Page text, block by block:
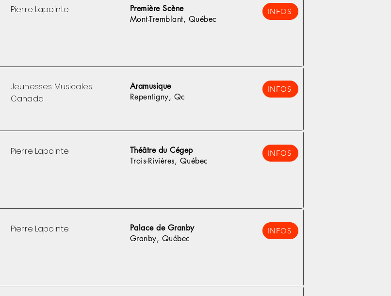
Pierre Lapointe
Première Scène
Mont-Tremblant, Québec
INFOS
Jeunesses Musicales
Canada
Aramusique
Repentigny, Qc
INFOS
Pierre Lapointe
Théâtre du Cégep
Trois-Rivières, Québec
INFOS
Pierre Lapointe
Palace de Granby
Granby, Québec
INFOS